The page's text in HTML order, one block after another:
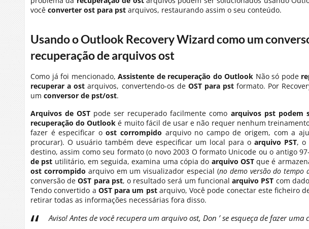
você converter ost para pst arquivos, restaurando assim o seu conteúdo.
Usando o Outlook Recovery Wizard como um
recuperação de arquivos ost
Como já foi mencionado,Assistente de recuperação do Outlook Não só pode
recuperar a ost arquivos, convertendo-os de OST para pst formato. Por
um conversor de pst/ost.
Arquivos de OST pode ser recuperado facilmente como arquivos pst podem
recuperação do Outlook é muito fácil de usar e não requer nenhum
fazer é especificar oost corrompido arquivo no campo de origem, com a
procurar). O usuário também deve especificar um local para o arquivo PST, o
destino, assim como seu formato (o novo 2003 O formato Unicode ou o antigo
de pst utilitário, em seguida, examina uma cópia do arquivo OSTque é
ost corrompido arquivo em um visualizador especial (no demo versão do
conversão deOST para pst, o resultado será um funcionalarquivo PST com
Tendo convertido a OST para um pstarquivo, Você pode conectar este ficheiro
retirar todas as informações necessárias fora disso.
Aviso! Antes de você recupera um arquivo ost, Don ’ se esqueça de fazer uma